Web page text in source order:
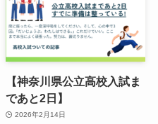
【神奈川県公立高校入試ま
であと2日】
2026年2月14日